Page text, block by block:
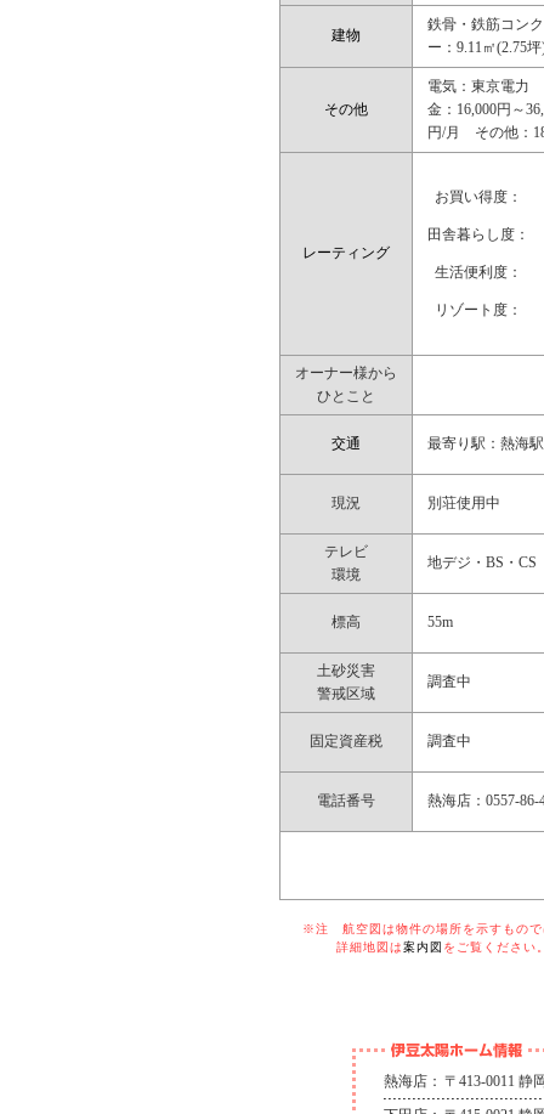
建物
鉄骨・鉄筋コン
ー：9.11㎡(2.75
その他
電気：東京電
金：16,000円～
円/月 その他：
レーティング
お買い得度：
田舎暮らし度：
生活便利度：
リゾート度：
オーナー様から
ひとこと
交通 最寄り駅：熱
現況 別荘使用中
テレビ
環境
地デジ・BS・CS
標高 55m
土砂災害
警戒区域
調査中
固定資産税 調査中
電話番号 熱海店：0557-86-
※注 航空図は物件の場所を示すものでは
詳細地図は案内図 をご覧ください
熱海店： 〒413-0011 静